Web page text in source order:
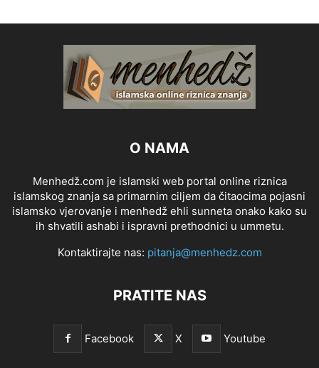
O NAMA
Menhedž.com je islamski web portal online riznica
islamskog znanja sa primarnim ciljem da čitaocima pojasni
islamsko vjerovanje i menhedž ehli sunneta onako kako su
ih shvatili ashabi i ispravni prethodnici u ummetu.
Kontaktirajte nas: pitanja@menhedz.com
PRATITE NAS
Facebook X Youtube